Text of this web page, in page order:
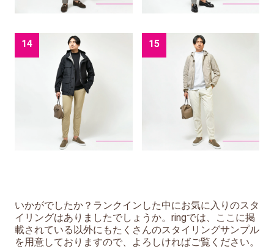
14 15
いかがでしたか？ランクインした中にお気に入りのスタ
イリングはありましたでしょうか。ringでは、ここに掲
載されている以外にもたくさんのスタイリングサンプル
を用意しておりますので、よろしければご覧ください。